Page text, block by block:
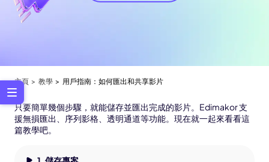
主頁 教學 用戶指南：如何匯出和共享影片
只要簡單幾個步驟，就能儲存並匯出完成的影片。Edimakor 支
援無損匯出、序列影格、透明通道等功能。現在就一起來看看這
篇教學吧。